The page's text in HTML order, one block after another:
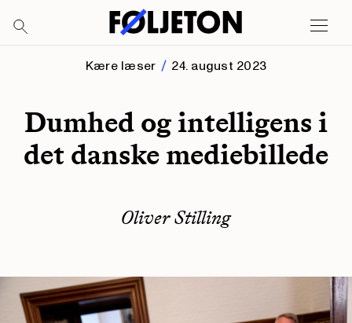
Kære læser 24. august 2023
Dumhed og intelligens i
det danske mediebillede
Oliver Stilling